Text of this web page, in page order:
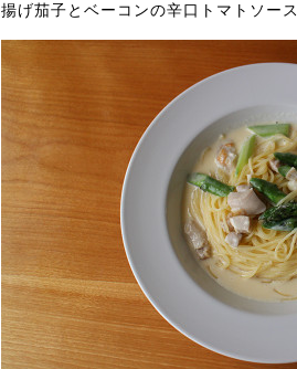
揚げ茄子とベーコンの辛口トマトソース